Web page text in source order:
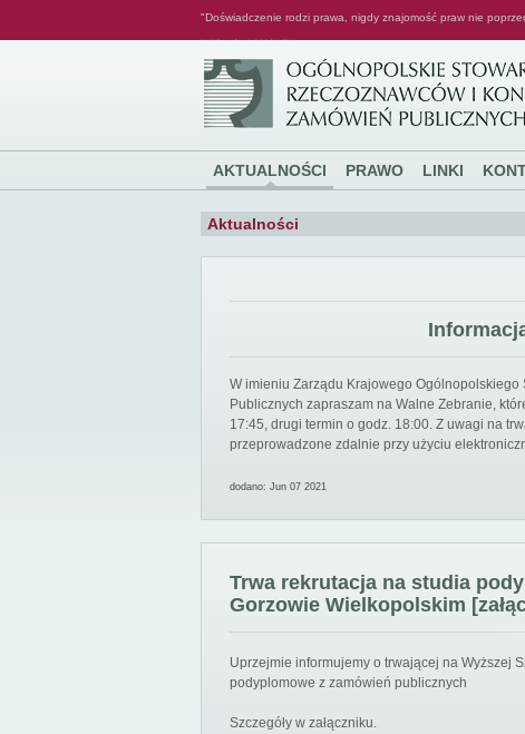
"Doświadczenie rodzi prawa, nigdy znajomość praw nie
AKTUALNOŚCI PRAWO LINKI
Aktualności
W imieniu Zarządu Krajowego
Publicznych zapraszam na Walne Zebranie,
17:45, drugi termin o godz. 18:00. Z uwagi na
przeprowadzone zdalnie przy użyciu
dodano: Jun 07 2021
Trwa rekrutacja na studia
Gorzowie Wielkopolskim
Uprzejmie informujemy o trwającej na Wyższej
podyplomowe z zamówień publicznych
Szczegóły w załączniku.